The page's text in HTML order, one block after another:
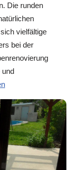
Die runden
vielfältige
bei der
und